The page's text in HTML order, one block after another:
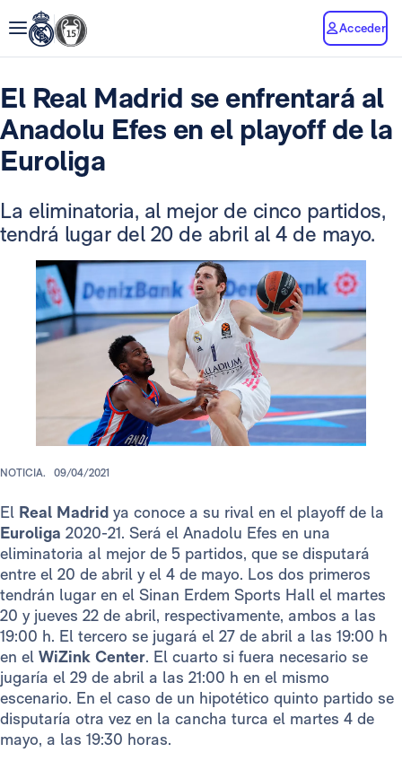
Acceder
El Real Madrid se enfrentará al
Anadolu Efes en el playoff de la
Euroliga
La eliminatoria, al mejor de cinco partidos,
tendrá lugar del 20 de abril al 4 de mayo.
NOTICIA. 09/04/2021
El Real Madrid ya conoce a su rival en el playoff de la
Euroliga 2020-21. Será el Anadolu Efes en una
eliminatoria al mejor de 5 partidos, que se disputará
entre el 20 de abril y el 4 de mayo. Los dos primeros
tendrán lugar en el Sinan Erdem Sports Hall el martes
20 y jueves 22 de abril, respectivamente, ambos a las
19:00 h. El tercero se jugará el 27 de abril a las 19:00 h
en el WiZink Center. El cuarto si fuera necesario se
jugaría el 29 de abril a las 21:00 h en el mismo
escenario. En el caso de un hipotético quinto partido se
disputaría otra vez en la cancha turca el martes 4 de
mayo, a las 19:30 horas.